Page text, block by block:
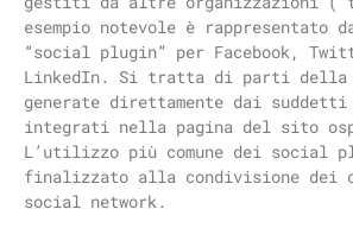
esempio notevole è rappresentato
“social plugin” per Facebook,
LinkedIn. Si tratta di parti della
generate direttamente dai
integrati nella pagina del sito
L’utilizzo più comune dei social
finalizzato alla condivisione dei
social network.